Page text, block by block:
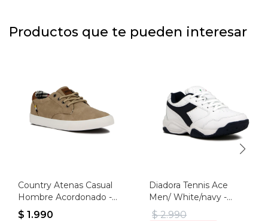
Productos que te pueden interesar
Country Atenas Casual
Hombre Acordonado -
Beige - Beige
$ 1.990
Diadora Tennis Ace
Men/ White/navy -
Blanco-marino
$ 2.990